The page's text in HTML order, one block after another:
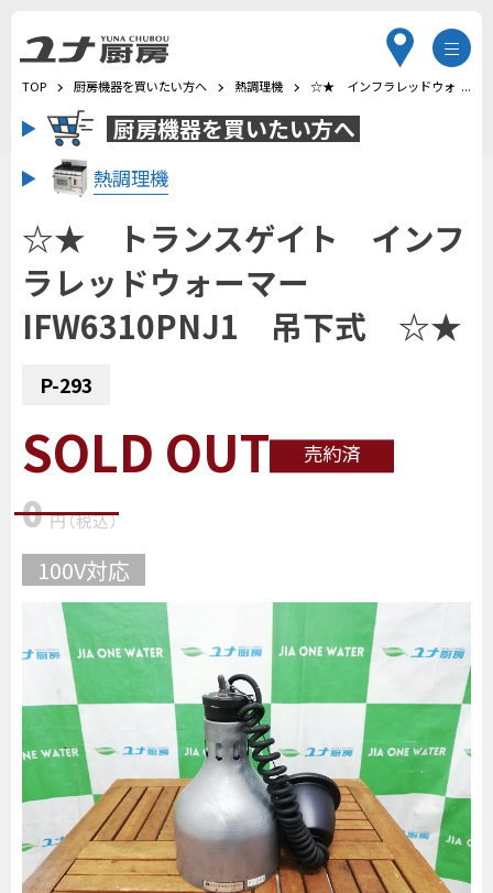
TOP 厨房機器を買いたい方へ 熱調理機 ☆★ インフラレッドウォー
厨房機器を買いたい方へ
熱調理機
☆★ トランスゲイト インフ
ラレッドウォーマー
IFW6310PNJ1 吊下式 ☆★
P-293
SOLD OUT 売約済
0 円（税込）
100V対応